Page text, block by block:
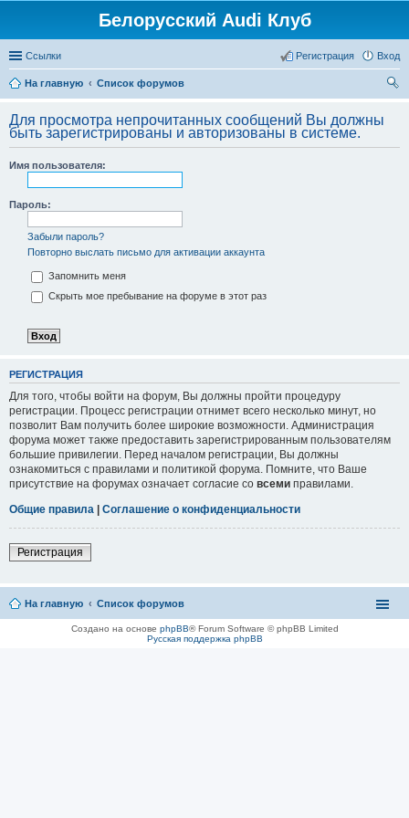
Белорусский Audi Клуб
Ссылки Вход
Регистрация
На главную
Список форумов
Для просмотра непрочитанных сообщений Вы должны
быть зарегистрированы и авторизованы в системе.
Имя пользователя:
Пароль:
Забыли пароль?
Повторно выслать письмо для активации аккаунта
Запомнить меня
Скрыть мое пребывание на форуме в этот раз
РЕГИСТРАЦИЯ
Для того, чтобы войти на форум, Вы должны пройти процедуру
регистрации. Процесс регистрации отнимет всего несколько минут, но
позволит Вам получить более широкие возможности. Администрация
форума может также предоставить зарегистрированным пользователям
большие привилегии. Перед началом регистрации, Вы должны
ознакомиться с правилами и политикой форума. Помните, что Ваше
присутствие на форумах означает согласие со всеми правилами.
Общие правила | Соглашение о конфиденциальности
Регистрация
На главную Список форумов
Создано на основе phpBB® Forum Software © phpBB Limited
Русская поддержка phpBB